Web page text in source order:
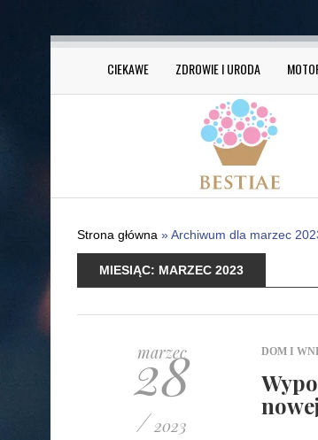
CIEKAWE ZDROWIE I URODA
Strona główna »Archiwum dla marzec
MIESIĄC: MARZEC 2023
marzec
28
/2023
DOM I